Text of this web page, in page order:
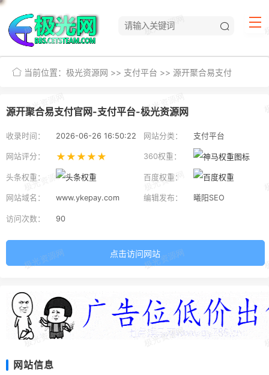
当前位置： 极光资源网 >> 支付平台 >> 源开聚合易支付
源开聚合易支付官网-支付平台-极光资源网
收录时间： 2026-06-26 16:50:22 网站分类： 支付平台
网站评分： ★★★★★ 360权重：
头条权重： 百度权重：
网站域名： www.ykepay.com 编辑发布： 曦阳SEO
访问次数： 90
点击访问网站
网站信息